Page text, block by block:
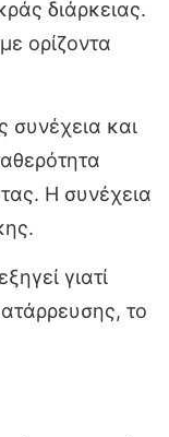
διάρκειας.
ορίζοντα
συνέχεια και
Η συνέχεια
γιατί
το